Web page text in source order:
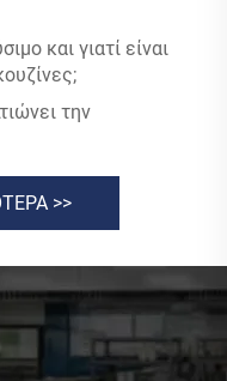
και γιατί είναι
την
>>